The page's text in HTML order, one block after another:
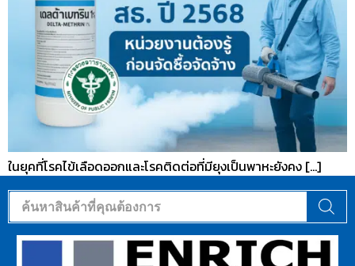
ในยุคที่โรคไข้เลือดออกและโรคติดต่อที่มียุงเป็นพาหะยังคง […]